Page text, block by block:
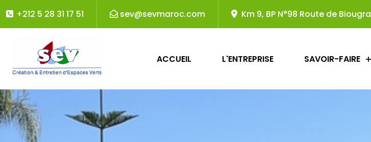
+212 5 28 31 17 51 sev@sevmaroc.com Km 9, BP N°98 Route de Biougra
ACCUEIL L'ENTREPRISE SAVOIR-FAIRE